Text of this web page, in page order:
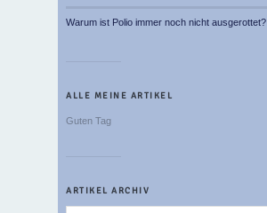
Warum ist Polio immer noch nicht ausgerottet?
ALLE MEINE ARTIKEL
Guten Tag
ARTIKEL ARCHIV